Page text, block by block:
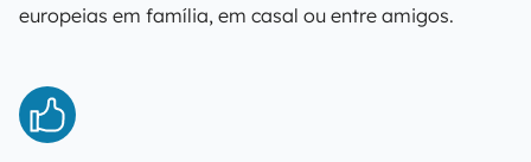
europeias em família, em casal ou entre amigos.